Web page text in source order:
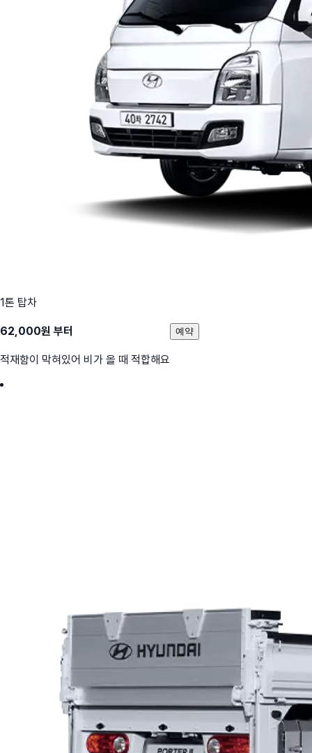
1톤 탑차
62,000원 부터
적재함이 막혀있어 비가 올 때 적합해요
예약